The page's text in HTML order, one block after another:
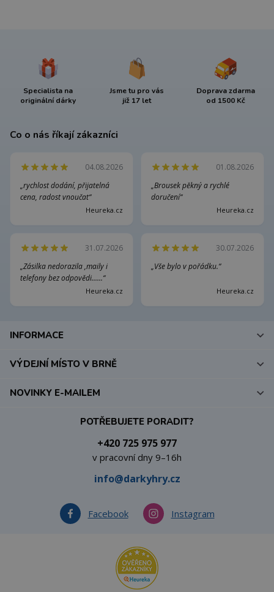
Specialista na
originální dárky
Jsme tu pro vás
již 17 let
Doprava zdarma
od 1500 Kč
Co o nás říkají zákazníci
04.08.2026
„rychlost dodání, přijatelná
cena, radost vnoučat“
Heureka.cz
01.08.2026
„Brousek pěkný a rychlé
doručení“
Heureka.cz
31.07.2026
„Zásilka nedorazila ,maily i
telefony bez odpovědi......“
Heureka.cz
30.07.2026
„Vše bylo v pořádku.“
Heureka.cz
INFORMACE
VÝDEJNÍ MÍSTO V BRNĚ
POTŘEBUJETE PORADIT?
+420 725 975 977
v pracovní dny 9–16h
info@darkyhry.cz
Facebook Instagram
NOVINKY E-MAILEM